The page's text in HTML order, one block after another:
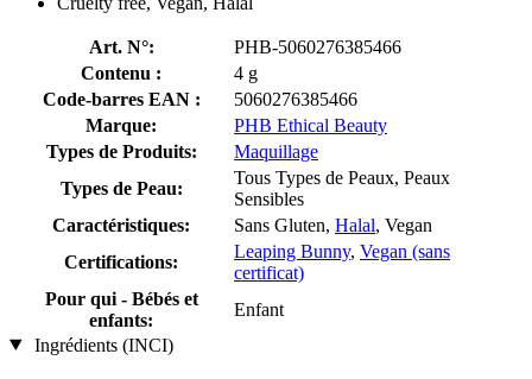
Art. N°:
PHB-5060276385466
Contenu :
4 g
Code-barres EAN :
5060276385466
Marque:
PHB Ethical Beauty
Types de Produits:
Maquillage
Types de Peau:
Tous Types de Peaux, Peaux
Sensibles
Caractéristiques:
Sans Gluten, Halal, Vegan
Certifications:
Leaping Bunny, Vegan (sans
certificat)
Pour qui - Bébés et
enfants:
Enfant
Ingrédients (INCI)